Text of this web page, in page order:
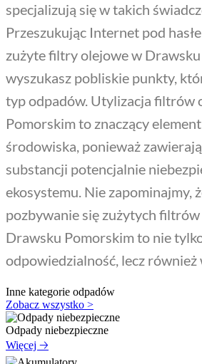
specjalizują się w takich
Przeszukując Internet pod
zużyte filtry olejowe w Drawsku
wyszukasz pobliskie punkty,
typ odpadów. Utylizacja filtrów
Pomorskim to znaczący
środowiska, ponieważ
substancji potencjalnie
ekosystemu. Nie zapominajmy,
pozbywanie się zużytych
Drawsku Pomorskim to nie
odpowiedzialność, lecz również
Inne kategorie odpadów
Zobacz wszystko >
Odpady niebezpieczne
Więcej 🡢